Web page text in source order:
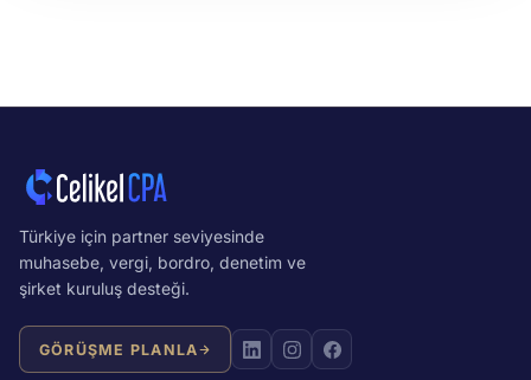
Türkiye için partner seviyesinde
muhasebe, vergi, bordro, denetim ve
şirket kuruluş desteği.
GÖRÜŞME PLANLA